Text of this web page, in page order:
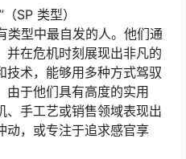
SP 类型）
型中最自发的人。他们通
并在危机时刻展现出非凡的
技术，能够用多种方式驾驭
由于他们具有高度的实用
、手工艺或销售领域表现出
动，或专注于追求感官享